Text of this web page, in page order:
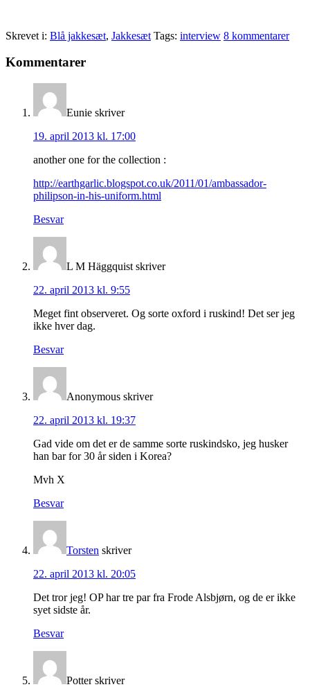
Skrevet i: Blå jakkesæt, Jakkesæt Tags: interview 8 kommentarer
Læserinteraktioner
Kommentarer
Eunie skriver
19. april 2013 kl. 17:00
another one for the collection :
http://earthgarlic.blogspot.co.uk/2011/01/ambassador-
philipson-in-his-uniform.html
Besvar
L M Häggquist skriver
22. april 2013 kl. 9:55
Meget fint observeret. Og sorte oxford i ruskind! Det ser jeg
ikke hver dag.
Besvar
Anonymous skriver
22. april 2013 kl. 19:37
Gad vide om det er de samme sorte ruskindsko, jeg husker
han bar for 30 år siden i Korea?
Mvh X
Besvar
Torsten skriver
22. april 2013 kl. 20:05
Det tror jeg! OP har tre par fra Frode Alsbjørn, og de er ikke
syet sidste år.
Besvar
Potter skriver